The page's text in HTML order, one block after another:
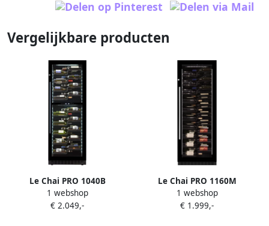
Vergelijkbare producten
Le Chai PRO 1040B
Wijnkoelkast 2
temperatuurzones 104
1 webshop
€ 2.049,-
Le Chai PRO 1160M
Wijnkoelkast met 1
temperatuurzone 116
1 webshop
€ 1.999,-